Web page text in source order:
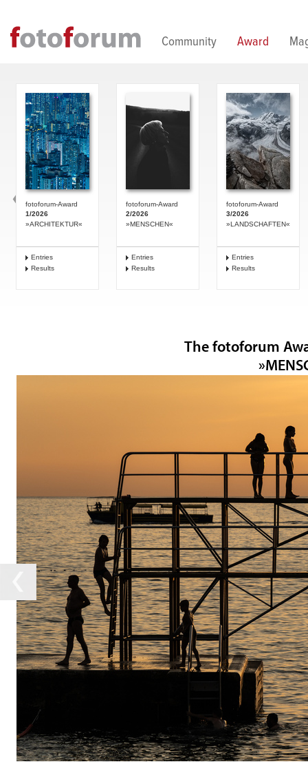
Community Award
fotoforum-Award
1/2026
»ARCHITEKTUR«
Entries
Results
fotoforum-Award
2/2026
»MENSCHEN«
Entries
Results
fotoforum-Award
3/2026
»LANDSCHAFTEN«
Entries
Results
The fotoforum